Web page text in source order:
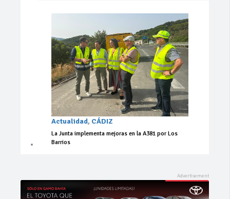
Actualidad, CÁDIZ
La Junta implementa mejoras en la A381 por Los
Barrios